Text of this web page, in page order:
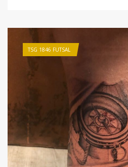
TSG 1846 FUTSAL